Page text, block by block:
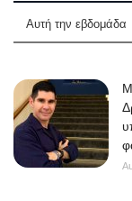
Αυτή την εβδομάδα